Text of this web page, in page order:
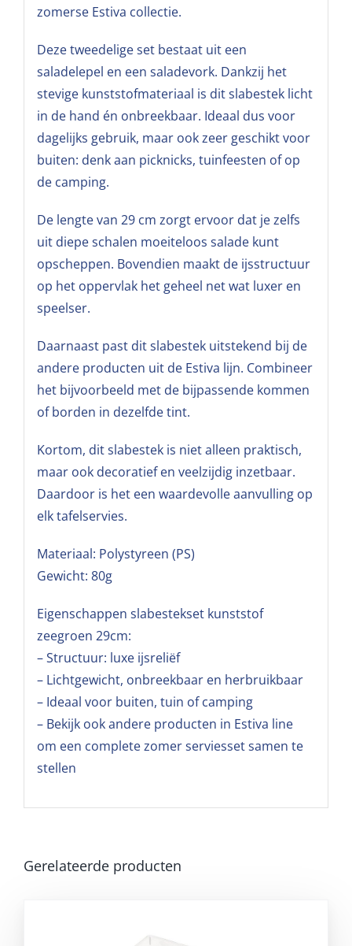
zomerse Estiva collectie.
Deze tweedelige set bestaat uit een
saladelepel en een saladevork. Dankzij het
stevige kunststofmateriaal is dit slabestek licht
in de hand én onbreekbaar. Ideaal dus voor
dagelijks gebruik, maar ook zeer geschikt voor
buiten: denk aan picknicks, tuinfeesten of op
de camping.
De lengte van 29 cm zorgt ervoor dat je zelfs
uit diepe schalen moeiteloos salade kunt
opscheppen. Bovendien maakt de ijsstructuur
op het oppervlak het geheel net wat luxer en
speelser.
Daarnaast past dit slabestek uitstekend bij de
andere producten uit de Estiva lijn. Combineer
het bijvoorbeeld met de bijpassende kommen
of borden in dezelfde tint.
Kortom, dit slabestek is niet alleen praktisch,
maar ook decoratief en veelzijdig inzetbaar.
Daardoor is het een waardevolle aanvulling op
elk tafelservies.
Materiaal: Polystyreen (PS)
Gewicht: 80g
Eigenschappen slabestekset kunststof
zeegroen 29cm:
– Structuur: luxe ijsreliëf
– Lichtgewicht, onbreekbaar en herbruikbaar
– Ideaal voor buiten, tuin of camping
– Bekijk ook andere producten in Estiva line
om een complete zomer serviesset samen te
stellen
Gerelateerde producten